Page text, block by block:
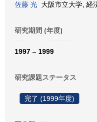
佐藤 光 大阪市立大学, 経
研究期間 (年度)
1997 – 1999
研究課題ステータス
完了 (1999年度)